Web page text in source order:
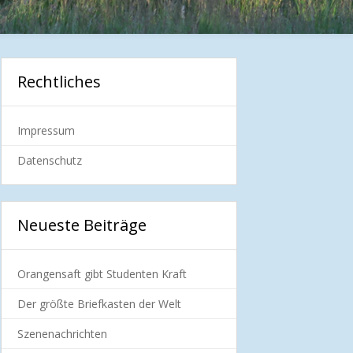
Rechtliches
Impressum
Datenschutz
Neueste Beiträge
Orangensaft gibt Studenten Kraft
Der größte Briefkasten der Welt
Szenenachrichten